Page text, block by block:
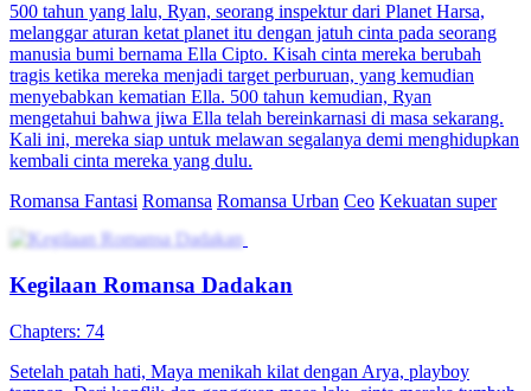
500 tahun yang lalu, Ryan, seorang inspektur dari Planet Harsa,
melanggar aturan ketat planet itu dengan jatuh cinta pada seorang
manusia bumi bernama Ella Cipto. Kisah cinta mereka berubah
tragis ketika mereka menjadi target perburuan, yang kemudian
menyebabkan kematian Ella. 500 tahun kemudian, Ryan
mengetahui bahwa jiwa Ella telah bereinkarnasi di masa sekarang.
Kali ini, mereka siap untuk melawan segalanya demi menghidupkan
kembali cinta mereka yang dulu.
Romansa Fantasi Romansa Romansa Urban Ceo Kekuatan super
Kegilaan Romansa Dadakan
Chapters: 74
Setelah patah hati, Maya menikah kilat dengan Arya, playboy